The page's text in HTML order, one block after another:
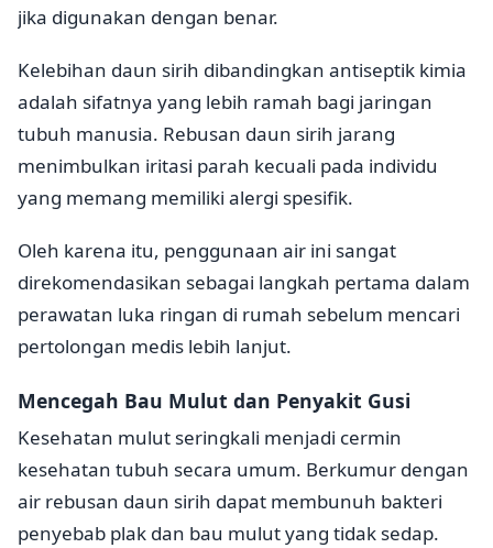
jika digunakan dengan benar.
Kelebihan daun sirih dibandingkan antiseptik kimia
adalah sifatnya yang lebih ramah bagi jaringan
tubuh manusia. Rebusan daun sirih jarang
menimbulkan iritasi parah kecuali pada individu
yang memang memiliki alergi spesifik.
Oleh karena itu, penggunaan air ini sangat
direkomendasikan sebagai langkah pertama dalam
perawatan luka ringan di rumah sebelum mencari
pertolongan medis lebih lanjut.
Mencegah Bau Mulut dan Penyakit Gusi
Kesehatan mulut seringkali menjadi cermin
kesehatan tubuh secara umum. Berkumur dengan
air rebusan daun sirih dapat membunuh bakteri
penyebab plak dan bau mulut yang tidak sedap.